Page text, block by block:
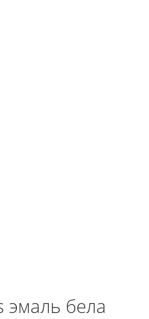
белая